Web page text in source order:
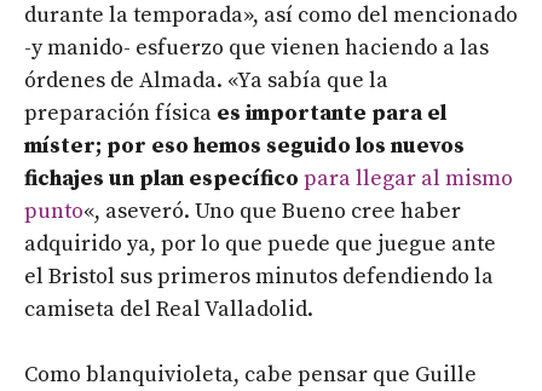
durante la temporada», así como del mencionado
-y manido- esfuerzo que vienen haciendo a las
órdenes de Almada. «Ya sabía que la
preparación física es importante para el
míster; por eso hemos seguido los nuevos
fichajes un plan específico para llegar al mismo
punto«, aseveró. Uno que Bueno cree haber
adquirido ya, por lo que puede que juegue ante
el Bristol sus primeros minutos defendiendo la
camiseta del Real Valladolid.
Como blanquivioleta, cabe pensar que Guille